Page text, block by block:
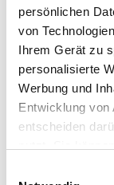
persönlichen
von
Ihrem Gerät zu
personalisierte
Werbung und
Entwicklung von
entscheiden
Spekulation um
Wiener
über, das sagt